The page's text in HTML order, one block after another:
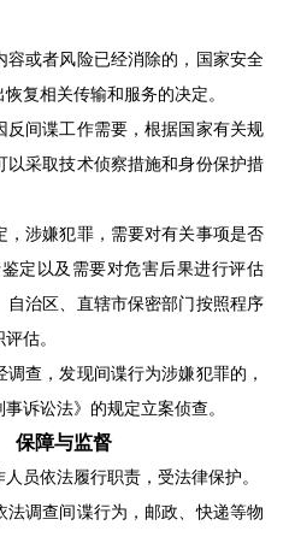
容或者风险已经消除的，国家安全
复相关传输和服务的决定。
间谍工作需要，根据国家有关规
以采取技术侦察措施和身份保护措
涉嫌犯罪，需要对有关事项是否
定以及需要对危害后果进行评估
自治区、直辖市保密部门按照程序
估。
查，发现间谍行为涉嫌犯罪的，
诉讼法》的规定立案侦查。
保障与监督
员依法履行职责，受法律保护。
调查间谍行为，邮政、快递等物